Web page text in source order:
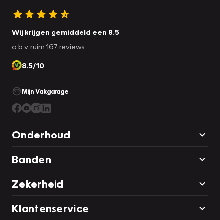
Wij krijgen gemiddeld een 8.5
o.b.v. ruim 167 reviews
8.5/10
Mijn Vakgarage
Onderhoud
Banden
Zekerheid
Klantenservice